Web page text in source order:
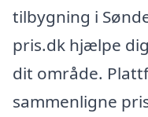
tilbygning i
pris.dk hjælpe
dit område.
sammenligne